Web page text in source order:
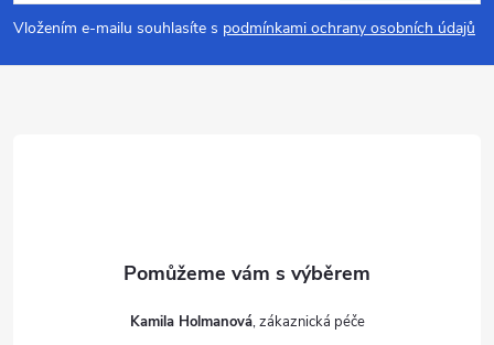
p
a
Vložením e-mailu souhlasíte s podmínkami ochrany osobních údajů
Kamila Holmanová